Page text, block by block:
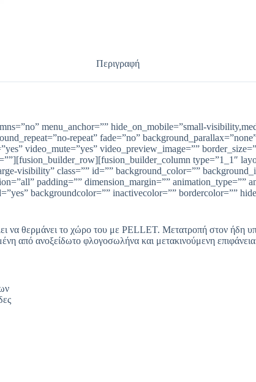
Περιγραφή
menu_anchor=”” hide_on_mobile=”small-
repeat” fade=”no”
video_mute=”yes” video_preview_image=””
type=”1_1″
visibility” class=”” id=”” background_color=””
padding=”” dimension_margin=”” animation_type=””
backgroundcolor=”” inactivecolor=”” bordercolor=””
θερμάνει το χώρο του με PELLET. Μετατροπή στον ήδη
από ανοξείδωτο φλογοσωλήνα και μετακινούμενη